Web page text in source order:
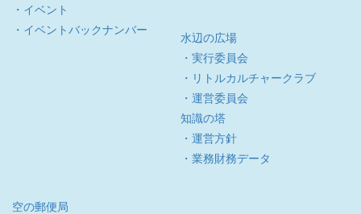
・イベント
・イベントバックナンバー
水辺の広場
・実行委員会
・リトルカルチャークラブ
・運営委員会
知識の塔
・運営方針
・業務財務データ
空の郵便局